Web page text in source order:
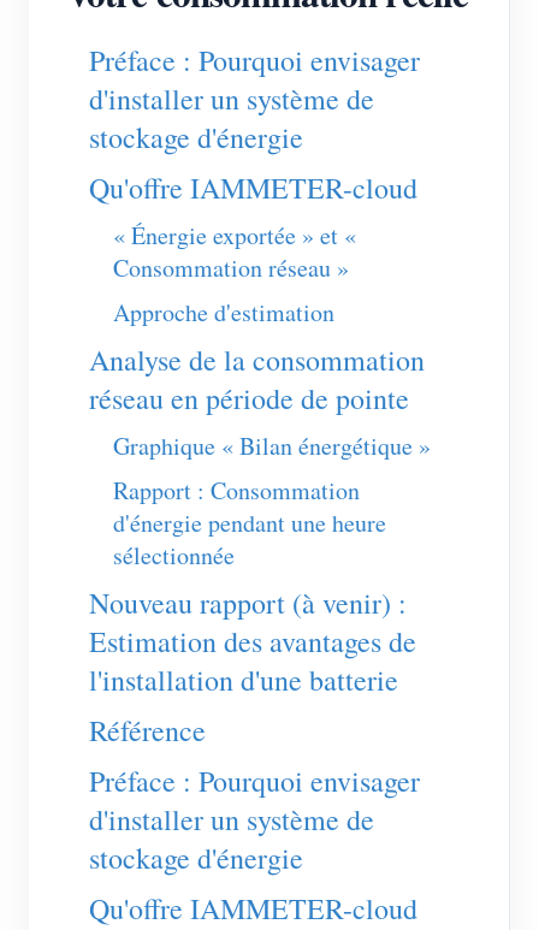
Service d’auto-hébergement
Chargeur EV
Simulateur IAMMETER
Compteur virtuel
Système de prévision et de simulation énergétique
Applications
Moniteur d’énergie pour système solaire PV
Moniteur de consommation électrique
Système de contrôle du chauffage PV
Domotique
Surveillance énergétique d’usine
Boutique
Ressources
Démarrage rapide du produit
Documentation
Vidéo tutorielle
FAQ
Actualités
Blogs
Programme contributeur
Centre des contributeurs
Activités IAMMETER
Forum
Explorer le site
Classement PV
Solutions
Contact
À propos de nous
Préface : Pourquoi envisager
d'installer un système de
stockage d'énergie
Qu'offre IAMMETER-cloud
« Énergie exportée » et «
Consommation réseau »
Approche d'estimation
Analyse de la consommation
réseau en période de pointe
Graphique « Bilan énergétique »
Rapport : Consommation
d'énergie pendant une heure
sélectionnée
Nouveau rapport (à venir) :
Estimation des avantages de
l'installation d'une batterie
Référence
Préface : Pourquoi envisager
d'installer un système de
stockage d'énergie
Qu'offre IAMMETER-cloud